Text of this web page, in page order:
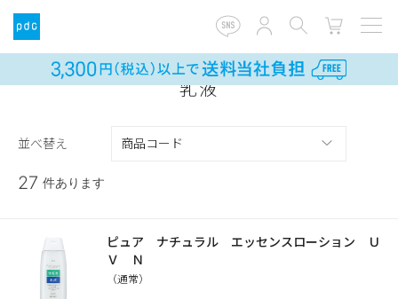
乳液
並べ替え
27 件あります
ピュア ナチュラル エッセンスローション Ｕ
Ｖ Ｎ
（通常）